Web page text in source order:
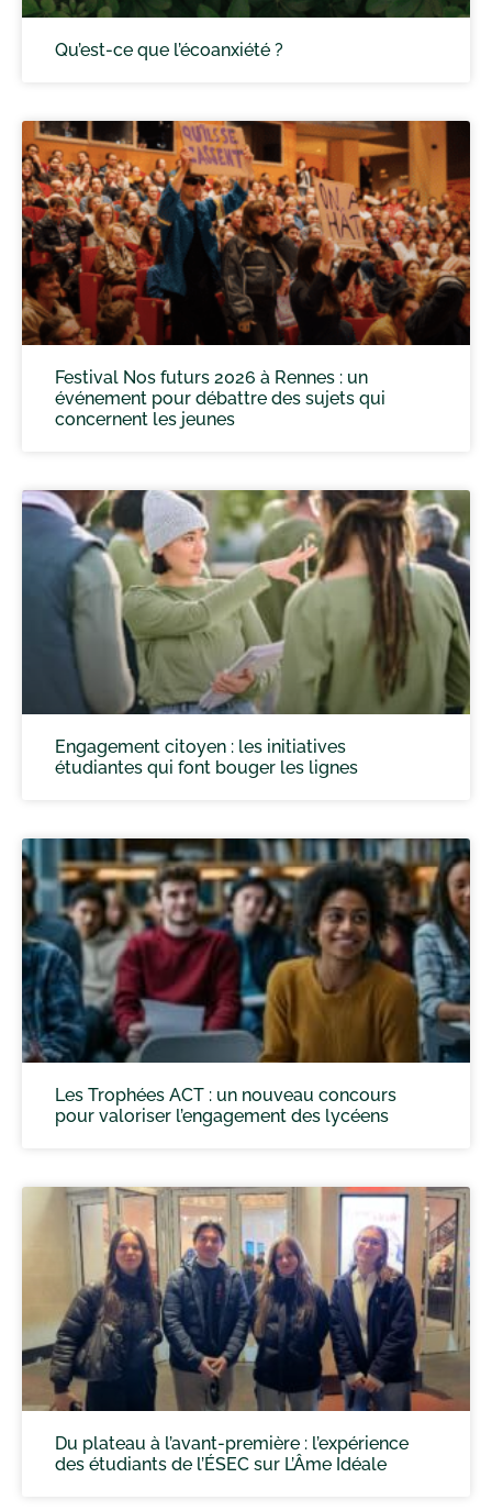
Qu’est-ce que l’écoanxiété ?
Festival Nos futurs 2026 à Rennes : un
événement pour débattre des sujets qui
concernent les jeunes
Engagement citoyen : les initiatives
étudiantes qui font bouger les lignes
Les Trophées ACT : un nouveau concours
pour valoriser l’engagement des lycéens
Du plateau à l’avant-première : l’expérience
des étudiants de l’ÉSEC sur L’Âme Idéale